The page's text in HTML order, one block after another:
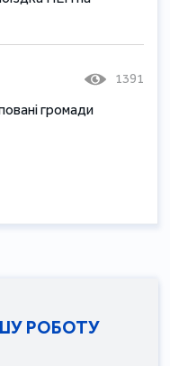
1391
громади
РОБОТУ